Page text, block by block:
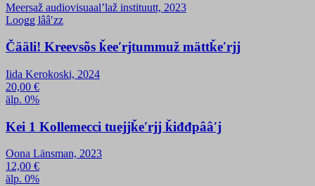
Meersaž audiovisuaalʼlaž instituutt, 2023
Looǥǥ lââʹzz
Čääli! Kreevsõs ǩeeʹrjtummuž mättǩeʹrjj
Iida Kerokoski, 2024
20,00 €
älp. 0%
Kei 1 Kollemecci tuejjǩeʹrjj ǩiđđpââʹj
Oona Länsman, 2023
12,00 €
älp. 0%